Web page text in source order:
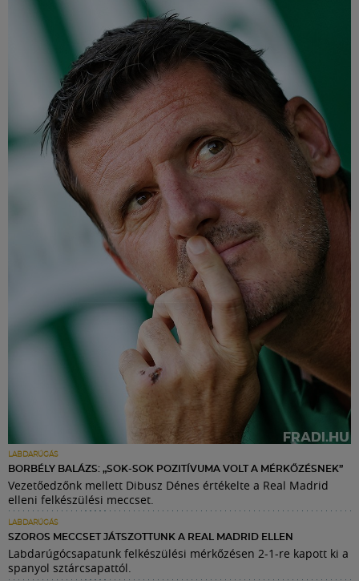
LABDARÚGÁS
BORBÉLY BALÁZS: „SOK-SOK POZITÍVUMA VOLT A MÉRKŐZÉSNEK”
Vezetőedzőnk mellett Dibusz Dénes értékelte a Real Madrid
elleni felkészülési meccset.
LABDARÚGÁS
SZOROS MECCSET JÁTSZOTTUNK A REAL MADRID ELLEN
Labdarúgócsapatunk felkészülési mérkőzésen 2-1-re kapott ki a
spanyol sztárcsapattól.